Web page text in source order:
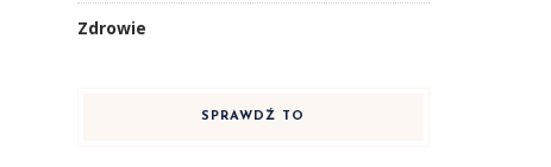
Zdrowie
SPRAWDŹ TO